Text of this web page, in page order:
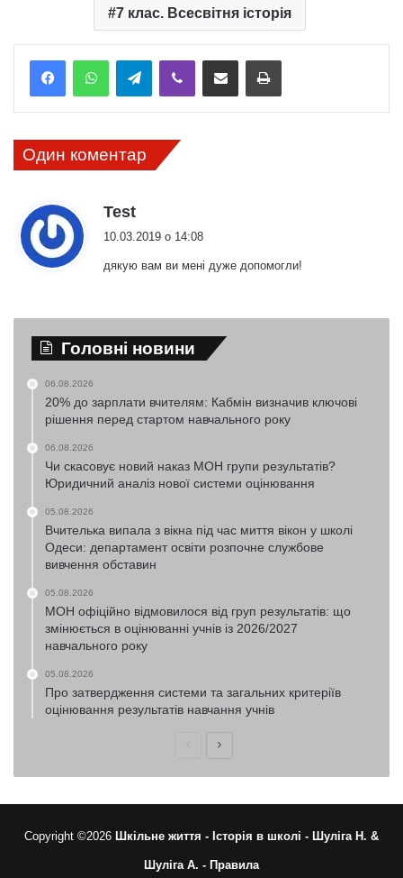
7 клас. Всесвітня історія
TelegramViber Надіслати електронною поштоюНадрукувати
Один коментар
Test
10.03.2019 о 14:08
дякую вам ви мені дуже допомогли!
Головні новини
06.08.2026
20% до зарплати вчителям: Кабмін визначив ключові
рішення перед стартом навчального року
06.08.2026
Чи скасовує новий наказ МОН групи результатів?
Юридичний аналіз нової системи оцінювання
05.08.2026
Вчителька випала з вікна під час миття вікон у школі
Одеси: департамент освіти розпочне службове
вивчення обставин
05.08.2026
МОН офіційно відмовилося від груп результатів: що
змінюється в оцінюванні учнів із 2026/2027
навчального року
05.08.2026
Про затвердження системи та загальних критеріїв
оцінювання результатів навчання учнів
ПопередняНаступна
Copyright ©2026 Шкільне життя - Історія в школі - Шуліга Н. &
Шуліга А. - Правила